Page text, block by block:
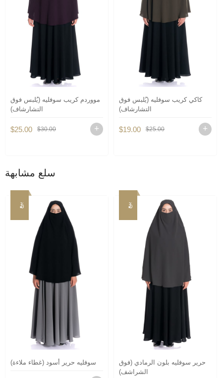
مووردم كريب سوفليه (يُلبس فوق
التشارشاف)
$25.00 $30.00
كاكي كريب سوفليه (يُلبس فوق
التشارشاف)
$19.00 $25.00
سلع مشابهة
سوفليه حرير أسود (غطاء ملاءة)
بيع
حرير سوفليه بلون الرمادي (فوق
الشراشف)
بيع